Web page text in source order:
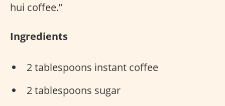
hui coffee.”
Ingredients
2 tablespoons instant coffee
2 tablespoons sugar